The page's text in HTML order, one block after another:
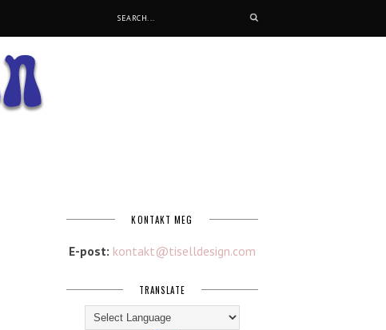
KONTAKT MEG
E-post: kontakt@tiselldesign.com
TRANSLATE